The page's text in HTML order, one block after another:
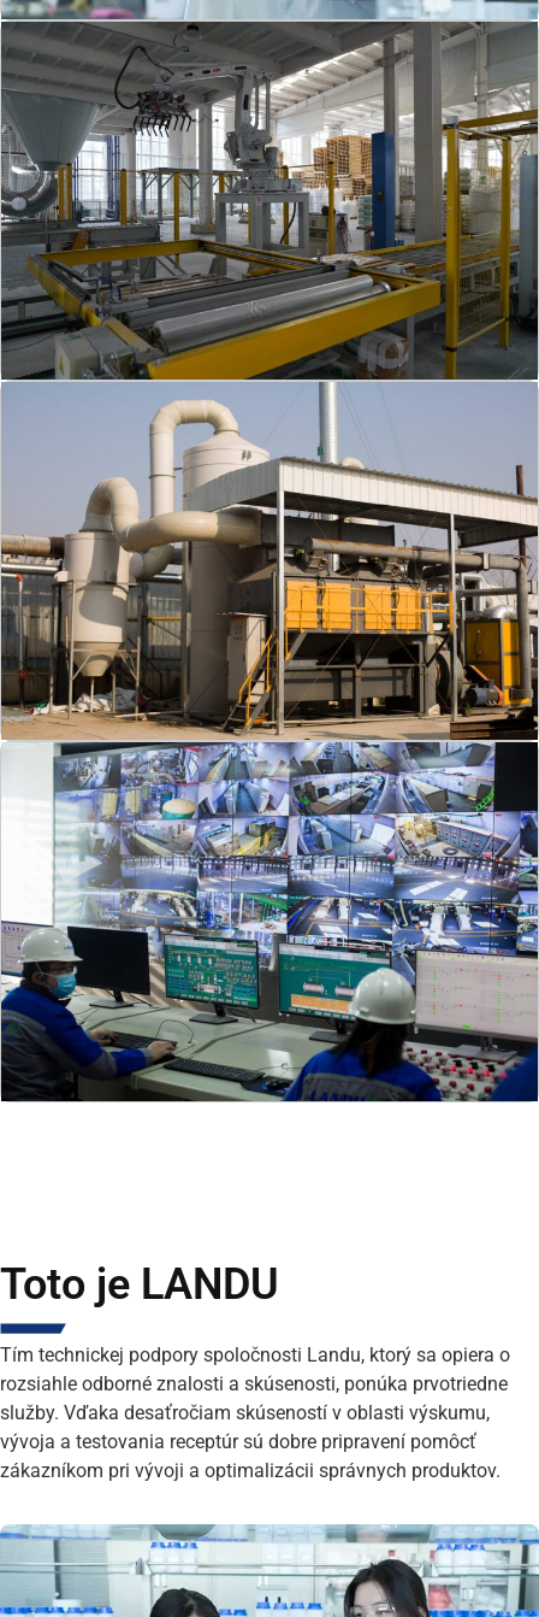
Toto je LANDU
Tím technickej podpory spoločnosti Landu, ktorý sa opiera o
rozsiahle odborné znalosti a skúsenosti, ponúka prvotriedne
služby. Vďaka desaťročiam skúseností v oblasti výskumu,
vývoja a testovania receptúr sú dobre pripravení pomôcť
zákazníkom pri vývoji a optimalizácii správnych produktov.